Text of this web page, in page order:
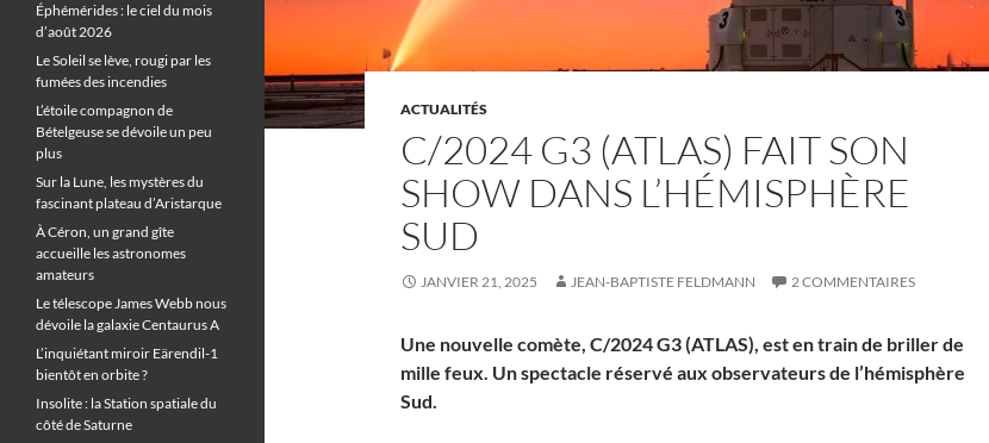
ACTUALITÉS
C/2024 G3 (ATLAS) FAIT SON
SHOW DANS L’HÉMISPHÈRE
SUD
JANVIER 21, 2025 JEAN-BAPTISTE FELDMANN 2 COMMENTAIRES
Une nouvelle comète, C/2024 G3 (ATLAS), est en train de briller de
mille feux. Un spectacle réservé aux observateurs de l’hémisphère
Sud.
Éphémérides : le ciel du mois
d’août 2026
Le Soleil se lève, rougi par les
fumées des incendies
L’étoile compagnon de
Bételgeuse se dévoile un peu
plus
Sur la Lune, les mystères du
fascinant plateau d’Aristarque
À Céron, un grand gîte
accueille les astronomes
amateurs
Le télescope James Webb nous
dévoile la galaxie Centaurus A
L’inquiétant miroir Eärendil-1
bientôt en orbite ?
Insolite : la Station spatiale du
côté de Saturne